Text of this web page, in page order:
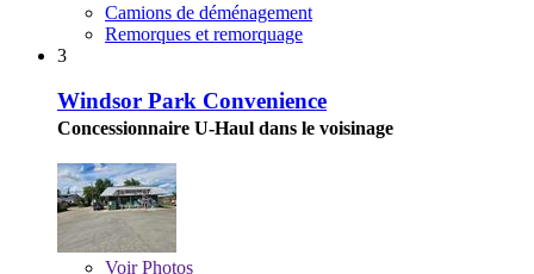
Camions de déménagement
Remorques et remorquage
3
Windsor Park Convenience
Concessionnaire U-Haul dans le voisinage
VoirPhotos